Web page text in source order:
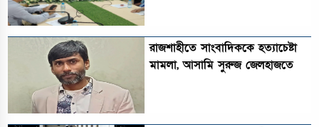
রাজশাহীতে সাংবাদিককে হত্যাচেষ্টা
মামলা, আসামি সুরুজ জেলহাজতে